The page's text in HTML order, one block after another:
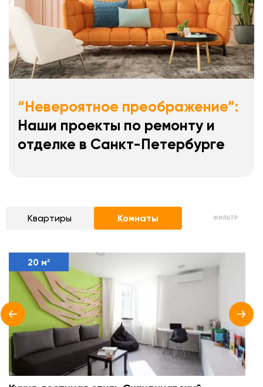
“Невероятное преображение”:
Наши проекты по ремонту и
отделке в Санкт-Петербурге
Квартиры Комнаты ФИЛЬТР
20 м²